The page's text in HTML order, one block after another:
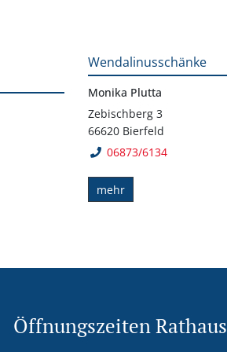
Wendalinusschänke
Monika Plutta
Zebischberg 3
66620 Bierfeld
06873/6134
mehr
Öffnungszeiten Rathaus